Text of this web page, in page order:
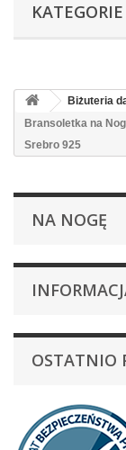
KATEGORIE
Biżuteria
Bransoletka na
Srebro 925
NA NOGĘ
OSTATNIO